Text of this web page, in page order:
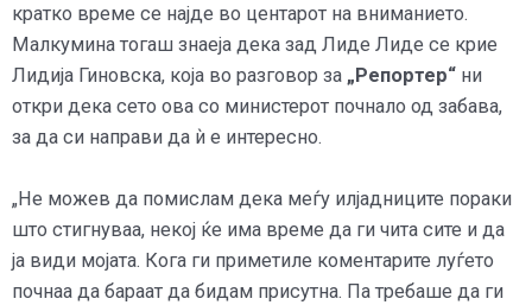
кратко време се најде во центарот на вниманието.
Малкумина тогаш знаеја дека зад Лиде Лиде се крие
Лидија Гиновска, која во разговор за „Репортер“ ни
откри дека сето ова со министерот почнало од забава,
за да си направи да ѝ е интересно.
„Не можев да помислам дека меѓу илјадниците пораки
што стигнуваа, некој ќе има време да ги чита сите и да
ја види мојата. Кога ги приметиле коментарите луѓето
почнаа да бараат да бидам присутна. Па требаше да ги